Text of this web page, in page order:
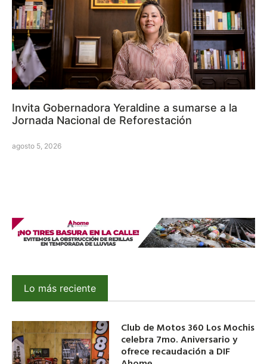
Invita Gobernadora Yeraldine a sumarse a la
Jornada Nacional de Reforestación
agosto 5, 2026
Lo más reciente
Club de Motos 360 Los Mochis
celebra 7mo. Aniversario y
ofrece recaudación a DIF